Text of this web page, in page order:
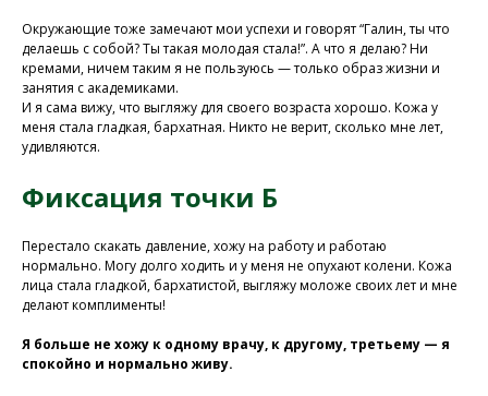
Окружающие тоже замечают мои успехи и говорят “Галин, ты что
делаешь с собой? Ты такая молодая стала!”. А что я делаю? Ни
кремами, ничем таким я не пользуюсь — только образ жизни и
занятия с академиками.
И я сама вижу, что выгляжу для своего возраста хорошо. Кожа у
меня стала гладкая, бархатная. Никто не верит, сколько мне лет,
удивляются.
Фиксация точки Б
Перестало скакать давление, хожу на работу и работаю
нормально. Могу долго ходить и у меня не опухают колени. Кожа
лица стала гладкой, бархатистой, выгляжу моложе своих лет и мне
делают комплименты!
Я больше не хожу к одному врачу, к другому, третьему — я
спокойно и нормально живу.
У Вас остались вопросы?
Программа восстановления здоровья